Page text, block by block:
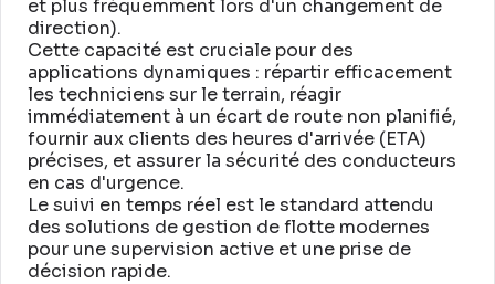
et plus fréquemment lors d'un changement de
direction).
Cette capacité est cruciale pour des
applications dynamiques : répartir efficacement
les techniciens sur le terrain, réagir
immédiatement à un écart de route non planifié,
fournir aux clients des heures d'arrivée (ETA)
précises, et assurer la sécurité des conducteurs
en cas d'urgence.
Le suivi en temps réel est le standard attendu
des solutions de gestion de flotte modernes
pour une supervision active et une prise de
décision rapide.